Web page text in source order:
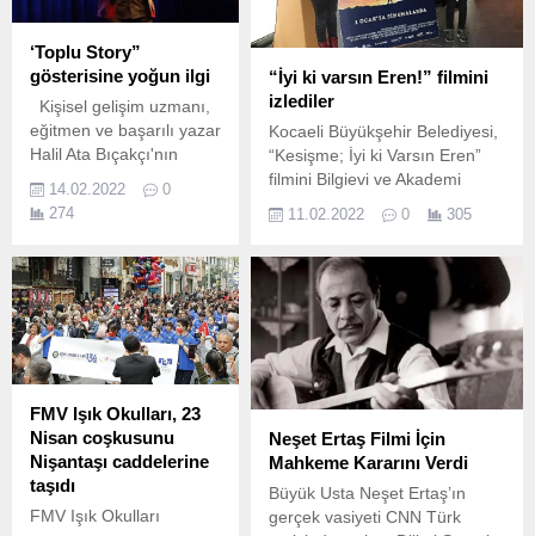
‘Toplu Story”
gösterisine yoğun ilgi
Kişisel gelişim uzmanı,
eğitmen ve başarılı yazar
Halil Ata Bıçakçı'nın
dönüşüm ve değişimler
yaşayan danışanlarından
"Toplu Story" gösterisinin
turnesi başladı.
14.02.2022
0
274
“İyi ki varsın Eren!” filmini
izlediler
Kocaeli Büyükşehir Belediyesi,
“Kesişme; İyi ki Varsın Eren”
filmini Bilgievi ve Akademi
Kocaeli Büyükşehir Belediyesi
Dairesi Başkanlığı Gençlik
Eğitimi Şube Müdürlüğü
Bilgievi ve Akademi
Lise öğretmenleri ile öğrencileri
“Kesişme; İyi ki Varsın Eren”
adlı filmi, birlikte izleme imkânı
11.02.2022 0 305
FMV Işık Okulları, 23
Nisan coşkusunu
Nişantaşı caddelerine
taşıdı
FMV Işık Okulları
Neşet Ertaş Filmi İçin
Mahkeme Kararını Verdi
Büyük Usta Neşet Ertaş’ın
gerçek vasiyeti CNN Türk